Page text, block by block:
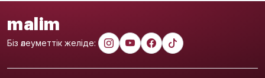
malim
Біз әлеуметтік желіде: